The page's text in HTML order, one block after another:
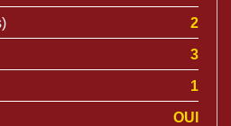
2
3
1
OUI